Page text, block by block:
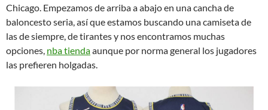
Chicago. Empezamos de arriba a abajo en una cancha de
baloncesto seria, así que estamos buscando una camiseta de
las de siempre, de tirantes y nos encontramos muchas
opciones, nba tiendaaunque por norma general los jugadores
las prefieren holgadas.